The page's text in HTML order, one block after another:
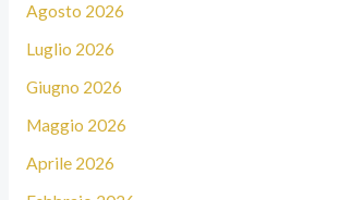
Agosto 2026
Luglio 2026
Giugno 2026
Maggio 2026
Aprile 2026